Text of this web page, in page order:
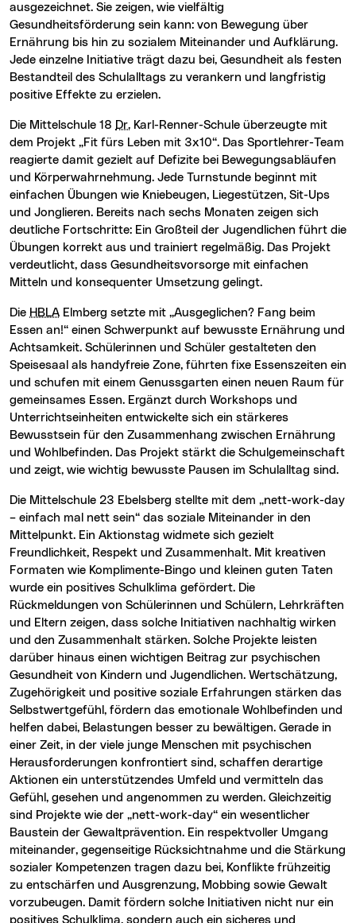
ausgezeichnet. Sie zeigen, wie vielfältig
Gesundheitsförderung sein kann: von Bewegung über
Ernährung bis hin zu sozialem Miteinander und Aufklärung.
Jede einzelne Initiative trägt dazu bei, Gesundheit als festen
Bestandteil des Schulalltags zu verankern und langfristig
positive Effekte zu erzielen.
Die Mittelschule 18 Dr. Karl-Renner-Schule überzeugte mit
dem Projekt „Fit fürs Leben mit 3x10“. Das Sportlehrer-Team
reagierte damit gezielt auf Defizite bei Bewegungsabläufen
und Körperwahrnehmung. Jede Turnstunde beginnt mit
einfachen Übungen wie Kniebeugen, Liegestützen, Sit-Ups
und Jonglieren. Bereits nach sechs Monaten zeigen sich
deutliche Fortschritte: Ein Großteil der Jugendlichen führt die
Übungen korrekt aus und trainiert regelmäßig. Das Projekt
verdeutlicht, dass Gesundheitsvorsorge mit einfachen
Mitteln und konsequenter Umsetzung gelingt.
Die HBLA Elmberg setzte mit „Ausgeglichen? Fang beim
Essen an!“ einen Schwerpunkt auf bewusste Ernährung und
Achtsamkeit. Schülerinnen und Schüler gestalteten den
Speisesaal als handyfreie Zone, führten fixe Essenszeiten ein
und schufen mit einem Genussgarten einen neuen Raum für
gemeinsames Essen. Ergänzt durch Workshops und
Unterrichtseinheiten entwickelte sich ein stärkeres
Bewusstsein für den Zusammenhang zwischen Ernährung
und Wohlbefinden. Das Projekt stärkt die Schulgemeinschaft
und zeigt, wie wichtig bewusste Pausen im Schulalltag sind.
Die Mittelschule 23 Ebelsberg stellte mit dem „nett-work-day
– einfach mal nett sein“ das soziale Miteinander in den
Mittelpunkt. Ein Aktionstag widmete sich gezielt
Freundlichkeit, Respekt und Zusammenhalt. Mit kreativen
Formaten wie Komplimente-Bingo und kleinen guten Taten
wurde ein positives Schulklima gefördert. Die
Rückmeldungen von Schülerinnen und Schülern, Lehrkräften
und Eltern zeigen, dass solche Initiativen nachhaltig wirken
und den Zusammenhalt stärken. Solche Projekte leisten
darüber hinaus einen wichtigen Beitrag zur psychischen
Gesundheit von Kindern und Jugendlichen. Wertschätzung,
Zugehörigkeit und positive soziale Erfahrungen stärken das
Selbstwertgefühl, fördern das emotionale Wohlbefinden und
helfen dabei, Belastungen besser zu bewältigen. Gerade in
einer Zeit, in der viele junge Menschen mit psychischen
Herausforderungen konfrontiert sind, schaffen derartige
Aktionen ein unterstützendes Umfeld und vermitteln das
Gefühl, gesehen und angenommen zu werden. Gleichzeitig
sind Projekte wie der „nett-work-day“ ein wesentlicher
Baustein der Gewaltprävention. Ein respektvoller Umgang
miteinander, gegenseitige Rücksichtnahme und die Stärkung
sozialer Kompetenzen tragen dazu bei, Konflikte frühzeitig
zu entschärfen und Ausgrenzung, Mobbing sowie Gewalt
vorzubeugen. Damit fördern solche Initiativen nicht nur ein
positives Schulklima, sondern auch ein sicheres und